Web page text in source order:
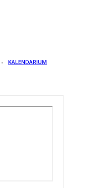
KALENDARIUM